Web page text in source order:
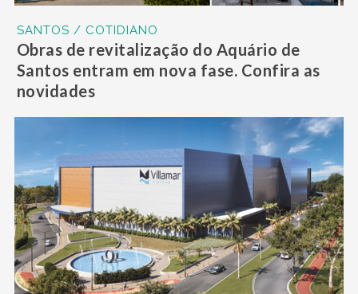
SANTOS / COTIDIANO
Obras de revitalização do Aquário de
Santos entram em nova fase. Confira as
novidades